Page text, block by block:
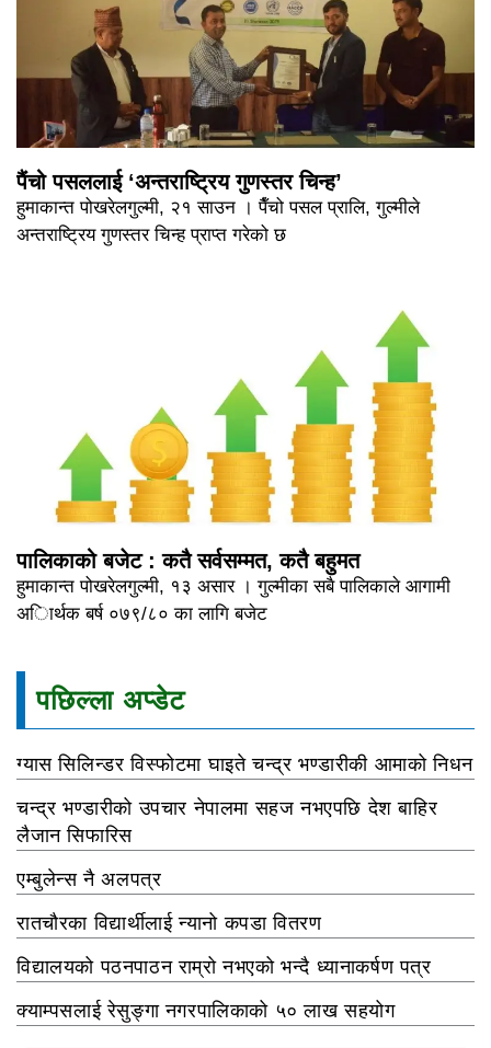
पैंचो पसललाई ‘अन्तराष्ट्रिय गुणस्तर चिन्ह’
हुमाकान्त पोखरेलगुल्मी, २१ साउन । पैँचो पसल प्रालि, गुल्मीले
अन्तराष्ट्रिय गुणस्तर चिन्ह प्राप्त गरेको छ
पालिकाको बजेट : कतै सर्वसम्मत, कतै बहुमत
हुमाकान्त पोखरेलगुल्मी, १३ असार । गुल्मीका सबै पालिकाले आगामी
अािर्थक बर्ष ०७९/८० का लागि बजेट
पछिल्ला अप्डेट
ग्यास सिलिन्डर विस्फोटमा घाइते चन्द्र भण्डारीकी आमाको निधन
चन्द्र भण्डारीको उपचार नेपालमा सहज नभएपछि देश बाहिर
लैजान सिफारिस
एम्बुलेन्स नै अलपत्र
रातचौरका विद्यार्थीलाई न्यानो कपडा वितरण
विद्यालयको पठनपाठन राम्रो नभएको भन्दै ध्यानाकर्षण पत्र
क्याम्पसलाई रेसुङ्गा नगरपालिकाको ५० लाख सहयोग